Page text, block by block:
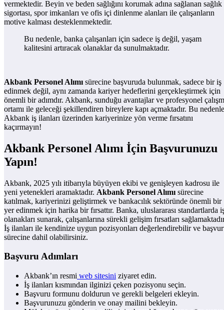
vermektedir. Beyin ve beden sağlığını korumak adına sağlanan sağlık
sigortası, spor imkanları ve ofis içi dinlenme alanları ile çalışanların
motive kalması desteklenmektedir.
Bu nedenle, banka çalışanları için sadece iş değil, yaşam
kalitesini artıracak olanaklar da sunulmaktadır.
Akbank Personel Alımı sürecine başvuruda bulunmak, sadece bir iş
edinmek değil, aynı zamanda kariyer hedeflerini gerçekleştirmek için
önemli bir adımdır. Akbank, sunduğu avantajlar ve profesyonel
ortamı ile geleceği şekillendiren bireylere kapı açmaktadır. Bu
Akbank iş ilanları üzerinden kariyerinize yön verme fırsatını
kaçırmayın!
Akbank Personel Alımı İçin Başvurunuzu
Yapın!
Akbank, 2025 yılı itibarıyla büyüyen ekibi ve genişleyen kadrosu ile
yeni yetenekleri aramaktadır. Akbank Personel Alımı sürecine
katılmak, kariyerinizi geliştirmek ve bankacılık sektöründe önemli bir
yer edinmek için harika bir fırsattır. Banka, uluslararası standartlarda
olanakları sunarak, çalışanlarına sürekli gelişim fırsatları
İş ilanları ile kendinize uygun pozisyonları değerlendirebilir ve
sürecine dahil olabilirsiniz.
Başvuru Adımları
Akbank’ın resmi web sitesini ziyaret edin.
İş ilanları kısmından ilginizi çeken pozisyonu seçin.
Başvuru formunu doldurun ve gerekli belgeleri ekleyin.
Başvurunuzu gönderin ve onay mailini bekleyin.